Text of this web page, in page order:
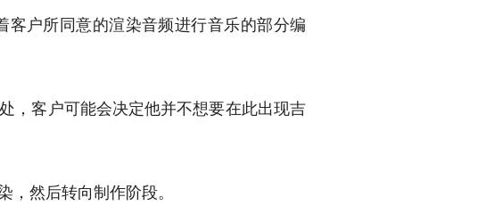
户所同意的渲染音频进行音乐的部分编
，客户可能会决定他并不想要在此出现吉
然后转向制作阶段。